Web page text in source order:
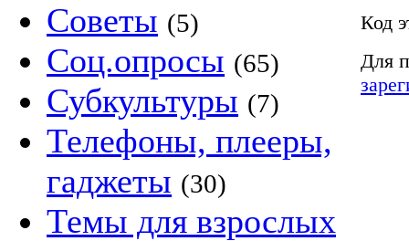
Советы (5)
Соц.опросы (65)
Субкультуры (7)
Телефоны, плееры,
гаджеты (30)
Темы для взрослых
Код
Для